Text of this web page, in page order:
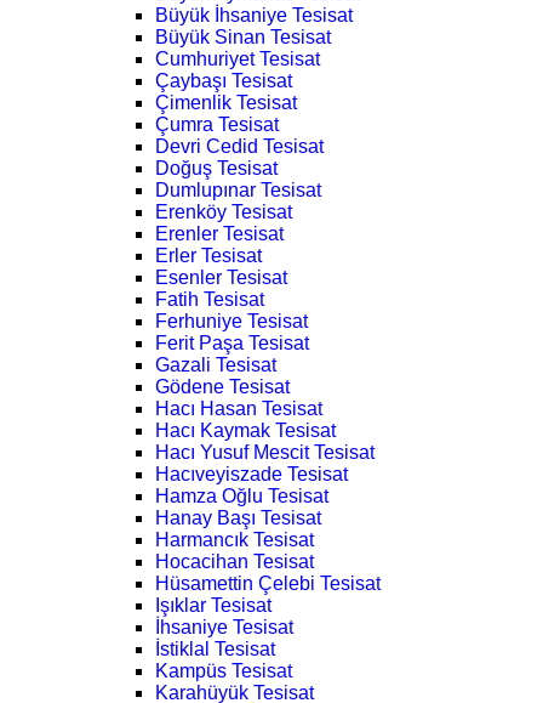
Büyük İhsaniye Tesisat
Büyük Sinan Tesisat
Cumhuriyet Tesisat
Çaybaşı Tesisat
Çimenlik Tesisat
Çumra Tesisat
Devri Cedid Tesisat
Doğuş Tesisat
Dumlupınar Tesisat
Erenköy Tesisat
Erenler Tesisat
Erler Tesisat
Esenler Tesisat
Fatih Tesisat
Ferhuniye Tesisat
Ferit Paşa Tesisat
Gazali Tesisat
Gödene Tesisat
Hacı Hasan Tesisat
Hacı Kaymak Tesisat
Hacı Yusuf Mescit Tesisat
Hacıveyiszade Tesisat
Hamza Oğlu Tesisat
Hanay Başı Tesisat
Harmancık Tesisat
Hocacihan Tesisat
Hüsamettin Çelebi Tesisat
Işıklar Tesisat
İhsaniye Tesisat
İstiklal Tesisat
Kampüs Tesisat
Karahüyük Tesisat